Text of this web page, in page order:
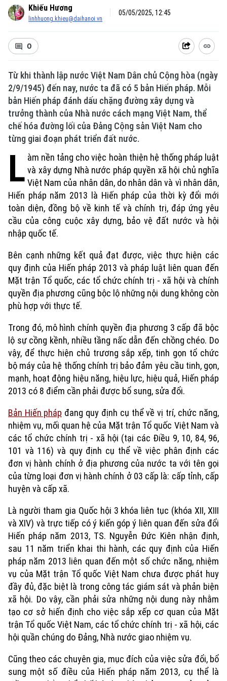
Xu hướng
Chuyên mục
Thời sự
Hà Nội
Chính trị
Xã hội
An ninh trật tự
Công nghệ
Hà Nội
Nhịp sống Hà Nội
Người Hà Nội
Khoảnh khắc Hà Nội
Ẩm thực
Thế giới
Tin tức
Quân sự
Hồ sơ
Người Việt 4 phương
Kinh tế
Tin tức
Cafe sáng
Tài chính Ngân hàng
Doanh nghiệp
Nhà đất
Đầu tư
Căn hộ
Đất đai
Kinh nghiệm
Ô tô
Tàu
Xe máy
Thị trường
Đánh giá
Giáo dục
Tin tức
Tuyển sinh
Hướng nghiệp
Văn hóa
Tin tức
Làng nghề
Di tích
Sức khỏe
Y tế
Dinh dưỡng
Tư vấn sức khỏe
Thể thao
Bóng đá
Quần vợt
Tin tức
Đã phát sóng
Khiếu Hương
linhhuong.khieu@daihanoi.vn
05/05/2025, 12:45
0
Từ khi thành lập nước Việt Nam Dân chủ Cộng hòa (ngày
2/9/1945) đến nay, nước ta đã có 5 bản Hiến pháp. Mỗi
bản Hiến pháp đánh dấu chặng đường xây dựng và
trưởng thành của Nhà nước cách mạng Việt Nam, thể
chế hóa đường lối của Đảng Cộng sản Việt Nam cho
từng giai đoạn phát triển đất nước.
L àm nền tảng cho việc hoàn thiện hệ thống pháp luật
và xây dựng Nhà nước pháp quyền xã hội chủ nghĩa
Việt Nam của nhân dân, do nhân dân và vì nhân dân,
Hiến pháp năm 2013 là Hiến pháp của thời kỳ đổi mới
toàn diện, đồng bộ về kinh tế và chính trị, đáp ứng yêu
cầu của công cuộc xây dựng, bảo vệ đất nước và hội
nhập quốc tế.
Bên cạnh những kết quả đạt được, việc thực hiện các
quy định của Hiến pháp 2013 và pháp luật liên quan đến
Mặt trận Tổ quốc, các tổ chức chính trị - xã hội và chính
quyền địa phương cũng bộc lộ những nội dung không còn
phù hợp với thực tế.
Trong đó, mô hình chính quyền địa phương 3 cấp đã bộc
lộ sự cồng kềnh, nhiều tầng nấc dẫn đến chồng chéo. Do
vậy, để thực hiện chủ trương sắp xếp, tinh gọn tổ chức
bộ máy của hệ thống chính trị bảo đảm yêu cầu tinh, gọn,
mạnh, hoạt động hiệu năng, hiệu lực, hiệu quả, Hiến pháp
2013 có 8 điểm cần phải được bổ sung, sửa đổi.
Bản Hiến pháp đang quy định cụ thể về vị trí, chức năng,
nhiệm vụ, mối quan hệ của Mặt trận Tổ quốc Việt Nam và
các tổ chức chính trị - xã hội (tại các Điều 9, 10, 84, 96,
101 và 116) và quy định cụ thể về việc phân định các
đơn vị hành chính ở địa phương của nước ta với tên gọi
của từng loại đơn vị hành chính ở 03 cấp là: cấp tỉnh, cấp
huyện và cấp xã.
Là người tham gia Quốc hội 3 khóa liên tục (khóa XII, XIII
và XIV) và trực tiếp có ý kiến góp ý liên quan đến sửa đổi
Hiến pháp năm 2013, TS. Nguyễn Đức Kiên nhận định,
sau 11 năm triển khai thi hành, các quy định của Hiến
pháp năm 2013 liên quan đến một số chức năng, nhiệm
vụ của Mặt trận Tổ quốc Việt Nam chưa được phát huy
đầy đủ, đặc biệt là trong công tác giám sát và phản biện
xã hội. Do vậy, cần phải sửa những nội dung này nhằm
tạo cơ sở hiến định cho việc sắp xếp cơ quan của Mặt
trận Tổ quốc Việt Nam, các tổ chức chính trị - xã hội, các
hội quần chúng do Đảng, Nhà nước giao nhiệm vụ.
Cũng theo các chuyên gia, mục đích của việc sửa đổi, bổ
sung một số điều của Hiến pháp năm 2013, cụ thể là